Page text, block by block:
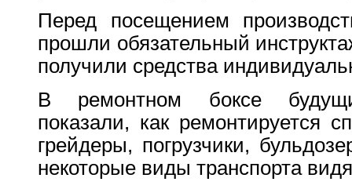
Перед посещением
прошли обязательный
получили средства
В ремонтном боксе
показали, как ремонтируется
грейдеры, погрузчики,
некоторые виды транспорта